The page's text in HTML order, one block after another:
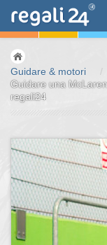
Guidare & motori
/
Guidare una
regali24